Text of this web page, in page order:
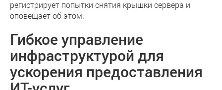
регистрирует попытки снятия крышки сервера и
оповещает об этом.
Гибкое управление
инфраструктурой для
ускорения предоставления